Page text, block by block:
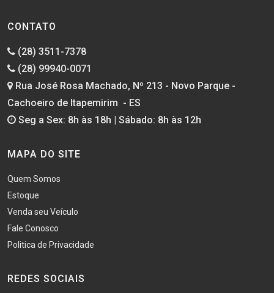
CONTATO
(28) 3511-7378
(28) 99940-0071
Rua José Rosa Machado, Nº 213 - Novo Parque -
Cachoeiro de Itapemirim - ES
Seg a Sex: 8h às 18h | Sábado: 8h às 12h
MAPA DO SITE
Quem Somos
Estoque
Venda seu Veículo
Fale Conosco
Politica de Privacidade
REDES SOCIAIS